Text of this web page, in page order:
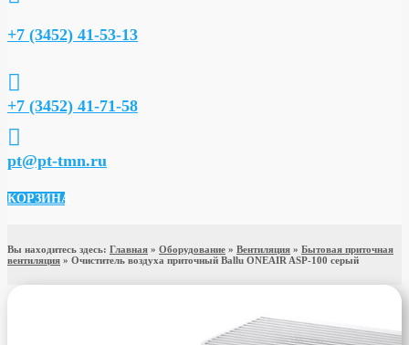
+7 (3452) 41-53-13

+7 (3452) 41-71-58

pt@pt-tmn.ru
КОРЗИНА
Вы находитесь здесь: Главная » Оборудование » Вентиляция » Бытовая приточная
вентиляция » Очиститель воздуха приточный Ballu ONEAIR ASP-100 серый